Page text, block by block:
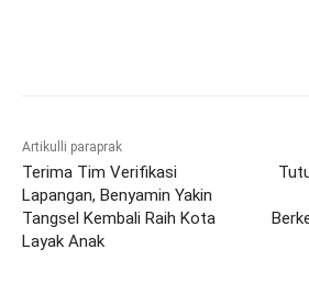
Artikulli paraprak
Terima Tim Verifikasi
Lapangan, Benyamin Yakin
Tangsel Kembali Raih Kota
Layak Anak